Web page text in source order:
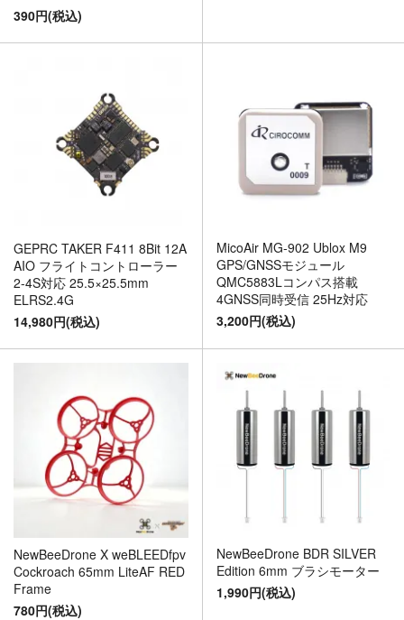
390円(税込)
GEPRC TAKER F411 8Bit 12A
AIO フライトコントローラー
2-4S対応 25.5×25.5mm
ELRS2.4G
14,980円(税込)
MicoAir MG-902 Ublox M9
GPS/GNSSモジュール
QMC5883Lコンパス搭載
4GNSS同時受信 25Hz対応
3,200円(税込)
NewBeeDrone X weBLEEDfpv
Cockroach 65mm LiteAF RED
Frame
780円(税込)
NewBeeDrone BDR SILVER
Edition 6mm ブラシモーター
1,990円(税込)